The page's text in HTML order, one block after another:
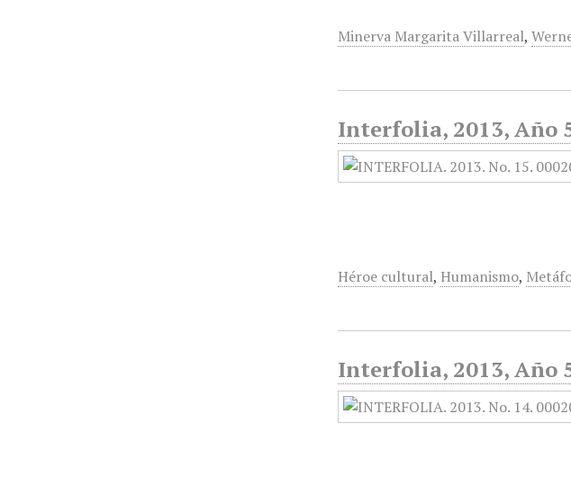
Minerva Margarita Villarreal,
Interfolia, 2013, Año
Héroe cultural, Humanismo,
Interfolia, 2013, Año